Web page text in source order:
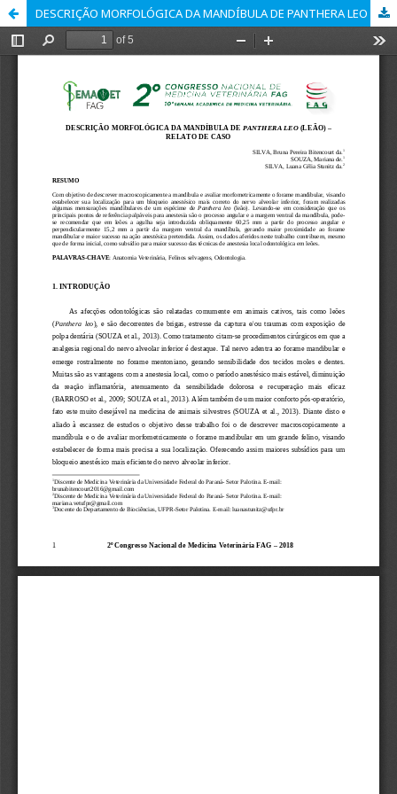
DESCRIÇÃO MORFOLÓGICA DA MANDÍBULA DE PANTHERA LEO (LEÃO) – RELATO DE CASO